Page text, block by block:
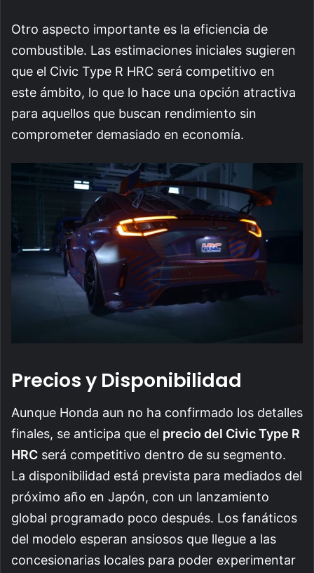
Otro aspecto importante es la eficiencia de
combustible. Las estimaciones iniciales sugieren
que el Civic Type R HRC será competitivo en
este ámbito, lo que lo hace una opción atractiva
para aquellos que buscan rendimiento sin
comprometer demasiado en economía.
Precios y Disponibilidad
Aunque Honda aun no ha confirmado los detalles
finales, se anticipa que el precio del Civic Type R
HRC será competitivo dentro de su segmento.
La disponibilidad está prevista para mediados del
próximo año en Japón, con un lanzamiento
global programado poco después. Los fanáticos
del modelo esperan ansiosos que llegue a las
concesionarias locales para poder experimentar